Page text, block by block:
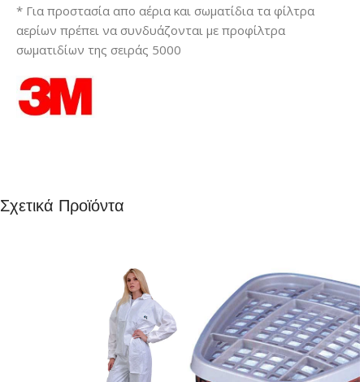
* Για προστασία απο αέρια και σωματίδια τα φίλτρα
αερίων πρέπει να συνδυάζονται με προφίλτρα
σωματιδίων της σειράς 5000
Σχετικά Προϊόντα